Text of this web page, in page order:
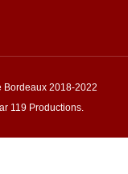
Bordeaux 2018-2022
119 Productions.